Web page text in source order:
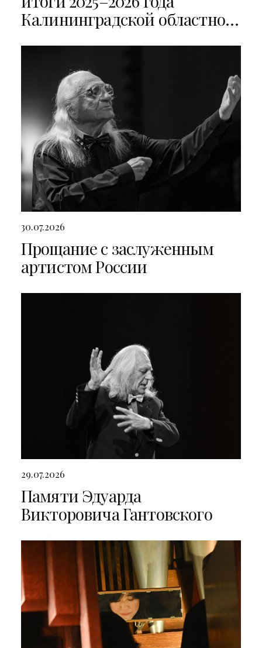
Калининградской областной
30.07.2026
Прощание с заслуженным
артистом России
29.07.2026
Памяти Эдуарда
Викторовича Гантовского